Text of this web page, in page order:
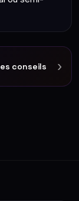
conseils ›